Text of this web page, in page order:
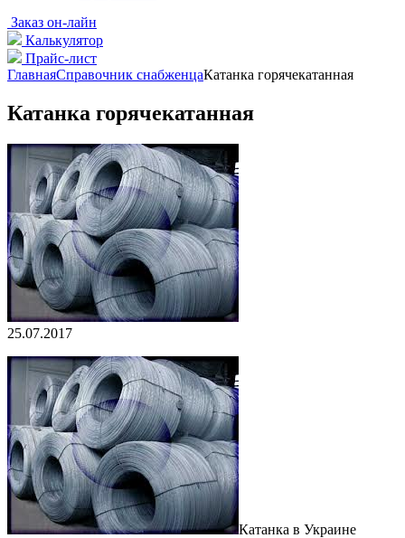
Заказ он-лайн
Калькулятор
Прайс-лист
ГлавнаяСправочник снабженцаКатанка горячекатанная
Катанка горячекатанная
25.07.2017
Катанка в Украине